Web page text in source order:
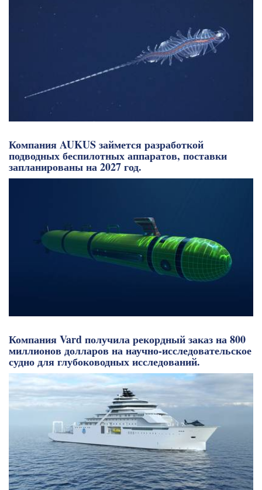
Компания AUKUS займется разработкой
подводных беспилотных аппаратов, поставки
запланированы на 2027 год.
Компания Vard получила рекордный заказ на 800
миллионов долларов на научно-исследовательское
судно для глубоководных исследований.